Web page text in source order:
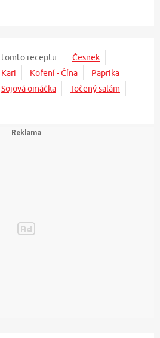
tomto receptu:
Česnek
Kari Koření - Čína
Paprika
Sojová omáčka
Točený salám